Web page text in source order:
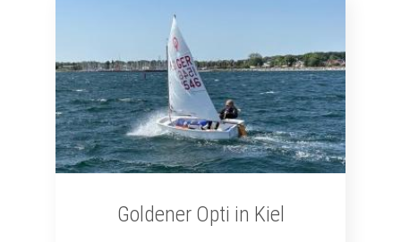
Goldener Opti in Kiel